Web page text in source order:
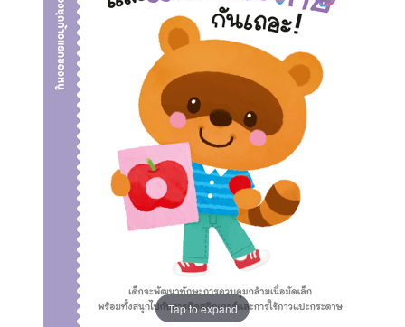
Tap to expand